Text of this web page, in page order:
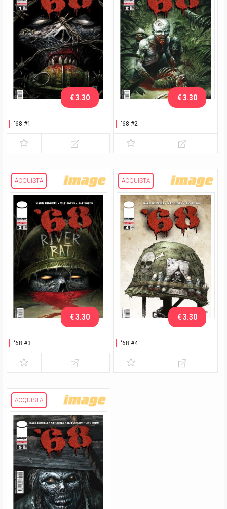
‘68 #1
€ 3.30
‘68 #2
€ 3.30
ACQUISTA
‘68 #3
€ 3.30
ACQUISTA
‘68 #4
€ 3.30
ACQUISTA